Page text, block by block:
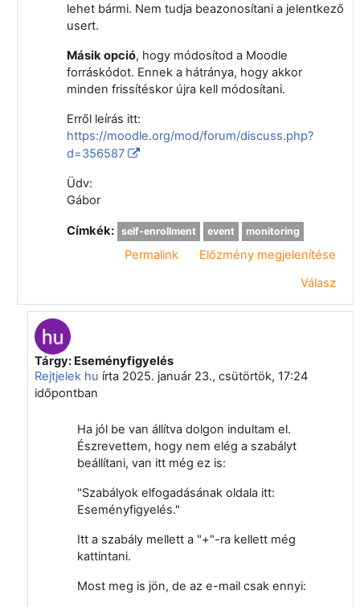
lehet bármi. Nem tudja beazonosítani a jelentkező
usert.
Másik opció, hogy módosítod a Moodle
forráskódot. Ennek a hátránya, hogy akkor
minden frissítéskor újra kell módosítani.
Erről leírás itt:
https://moodle.org/mod/forum/discuss.php?
d=356587
Üdv:
Gábor
Címkék: self-enrollment event monitoring
Permalink
Előzmény megjelenítése
Válasz
Válasz erre: Nagy Gábor Zsolt
Tárgy: Eseményfigyelés
Rejtjelek hu írta 2025. január 23., csütörtök, 17:24
időpontban
Ha jól be van állítva dolgon indultam el.
Észrevettem, hogy nem elég a szabályt
beállítani, van itt még ez is:
"Szabályok elfogadásának oldala itt:
Eseményfigyelés."
Itt a szabály mellett a "+"-ra kellett még
kattintani.
Most meg is jön, de az e-mail csak ennyi: